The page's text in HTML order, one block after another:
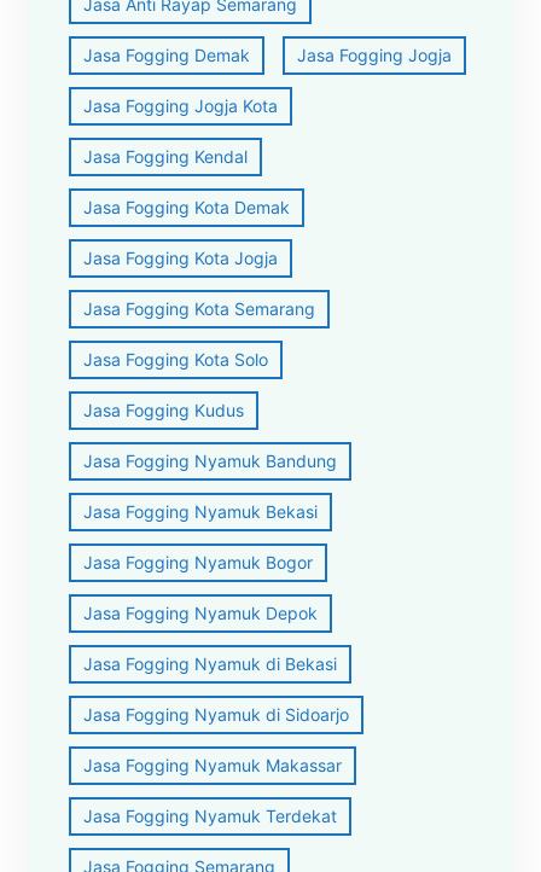
Jasa Fogging Demak Jasa Fogging Jogja
Jasa Fogging Jogja Kota
Jasa Fogging Kendal
Jasa Fogging Kota Demak
Jasa Fogging Kota Jogja
Jasa Fogging Kota Semarang
Jasa Fogging Kota Solo
Jasa Fogging Kudus
Jasa Fogging Nyamuk Bandung
Jasa Fogging Nyamuk Bekasi
Jasa Fogging Nyamuk Bogor
Jasa Fogging Nyamuk Depok
Jasa Fogging Nyamuk di Bekasi
Jasa Fogging Nyamuk di Sidoarjo
Jasa Fogging Nyamuk Makassar
Jasa Fogging Nyamuk Terdekat
Jasa Fogging Semarang